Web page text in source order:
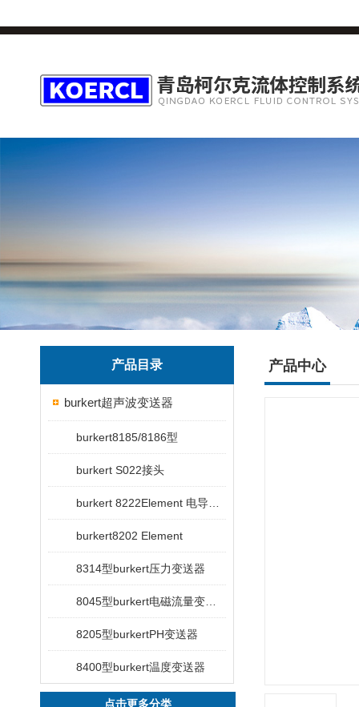
产品目录
burkert超声波变送器
burkert8185/8186型
burkert S022接头
burkert8202 Element
8314型burkert压力变送器
8205型burkertPH变送器
8400型burkert温度变送器
点击更多分类
产品中心